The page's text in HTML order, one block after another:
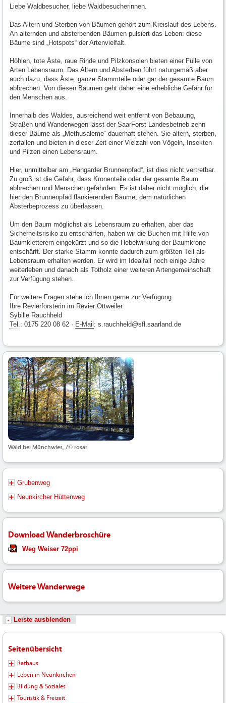
Liebe Waldbesucher, liebe Waldbesucherinnen.
Das Altern und Sterben von Bäumen gehört zum Kreislauf des Lebens.
An alternden und absterbenden Bäumen pulsiert das Leben: diese
Bäume sind „Hotspots“ der Artenvielfalt.
Höhlen, tote Äste, raue Rinde und Pilzkonsolen bieten einer Fülle von
Arten Lebensraum. Das Altern und Absterben führt naturgemäß aber
auch dazu, dass Äste, ganze Stammteile oder gar der gesamte Baum
abbrechen. Von diesen Bäumen geht daher eine erhebliche Gefahr für
den Menschen aus.
Innerhalb des Waldes, ausreichend weit entfernt von Bebauung,
Straßen und Wanderwegen lässt der SaarForst Landesbetrieb zehn
dieser Bäume als „Methusaleme“ dauerhaft stehen. Sie altern, sterben,
zerfallen und bieten in dieser Zeit einer Vielzahl von Vögeln, Insekten
und Pilzen einen Lebensraum.
Hier, unmittelbar am „Hangarder Brunnenpfad“, ist dies nicht vertretbar.
Zu groß ist die Gefahr, dass Kronenteile oder der gesamte Baum
abbrechen und Menschen gefährden. Es ist daher nicht möglich, die
hier den Brunnenpfad flankierenden Bäume, dem natürlichen
Absterbeprozess zu überlassen.
Um den Baum möglichst als Lebensraum zu erhalten, aber das
Sicherheitsrisiko zu entschärfen, haben wir die Buchen mit Hilfe von
Baumkletterern eingekürzt und so die Hebelwirkung der Baumkrone
entschärft. Der starke Stamm konnte dadurch zum größten Teil als
Lebensraum erhalten werden. Er wird im Idealfall noch einige Jahre
weiterleben und danach als Totholz einer weiteren Artengemeinschaft
zur Verfügung stehen.
Für weitere Fragen stehe ich Ihnen gerne zur Verfügung.
Ihre Revierförsterin im Revier Ottweiler
Sybille Rauchheld
Tel. : 0175 220 08 62 · E-Mail: s.rauchheld@sfl.saarland.de
Wald bei Münchwies, /© rosar
Grubenweg
Neunkircher Hüttenweg
Download Wanderbroschüre
Weg Weiser 72ppi
Weitere Wanderwege
Leiste ausblenden
Seitenübersicht
Rathaus
Leben in Neunkirchen
Bildung & Soziales
Touristik & Freizeit